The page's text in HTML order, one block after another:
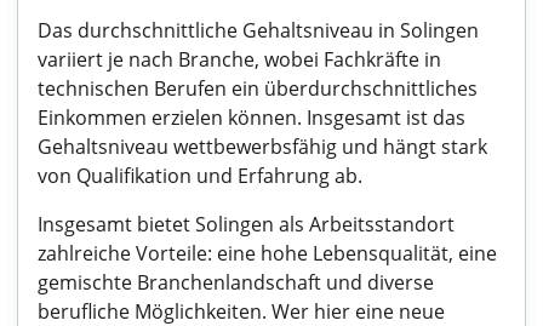
Das durchschnittliche Gehaltsniveau in Solingen
variiert je nach Branche, wobei Fachkräfte in
technischen Berufen ein überdurchschnittliches
Einkommen erzielen können. Insgesamt ist das
Gehaltsniveau wettbewerbsfähig und hängt stark
von Qualifikation und Erfahrung ab.
Insgesamt bietet Solingen als Arbeitsstandort
zahlreiche Vorteile: eine hohe Lebensqualität, eine
gemischte Branchenlandschaft und diverse
berufliche Möglichkeiten. Wer hier eine neue